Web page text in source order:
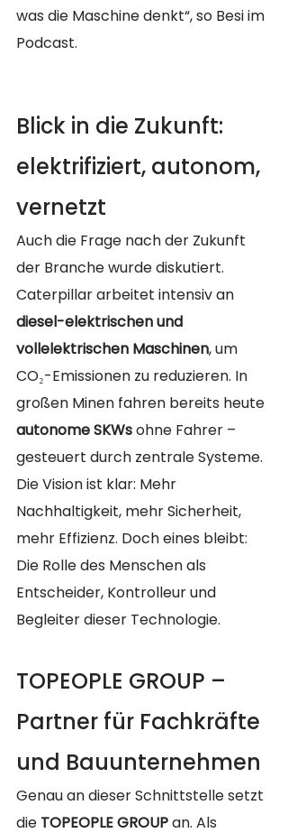
was die Maschine denkt“, so Besi im
Podcast.
Blick in die Zukunft:
elektrifiziert, autonom,
vernetzt
Auch die Frage nach der Zukunft
der Branche wurde diskutiert.
Caterpillar arbeitet intensiv an
diesel-elektrischen und
vollelektrischen Maschinen, um
CO₂-Emissionen zu reduzieren. In
großen Minen fahren bereits heute
autonome SKWs ohne Fahrer –
gesteuert durch zentrale Systeme.
Die Vision ist klar: Mehr
Nachhaltigkeit, mehr Sicherheit,
mehr Effizienz. Doch eines bleibt:
Die Rolle des Menschen als
Entscheider, Kontrolleur und
Begleiter dieser Technologie.
TOPEOPLE GROUP –
Partner für Fachkräfte
und Bauunternehmen
Genau an dieser Schnittstelle setzt
die TOPEOPLE GROUP an. Als